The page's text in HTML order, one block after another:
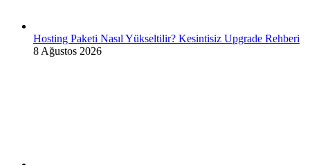
Hosting Paketi Nasıl Yükseltilir? Kesintisiz Upgrade Rehberi
8 Ağustos 2026